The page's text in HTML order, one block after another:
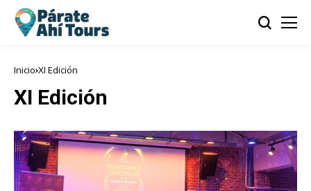
Inicio XI Edición
XI Edición